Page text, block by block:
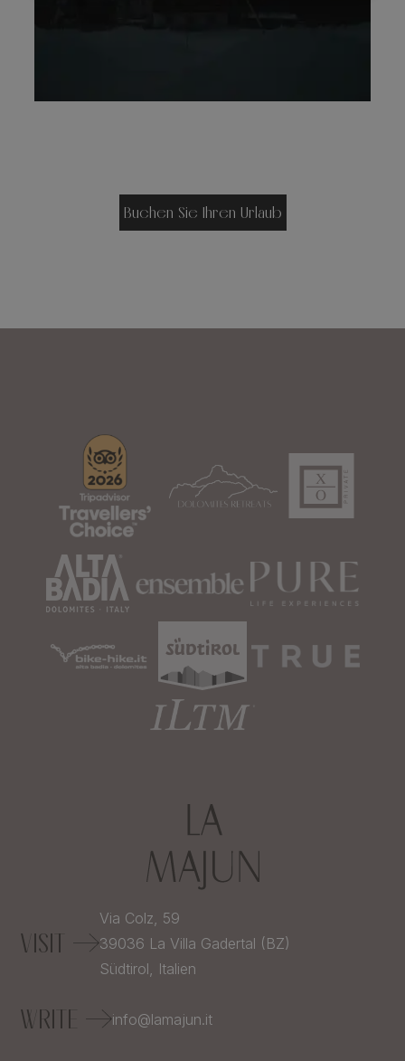
Buchen Sie Ihren Urlaub
VISIT
Via Colz, 59
39036 La Villa Gadertal (BZ)
Südtirol, Italien
WRITE info@lamajun.it